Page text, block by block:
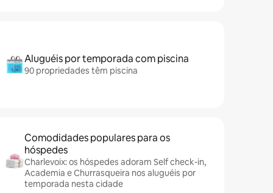
Aluguéis por temporada com piscina
90 propriedades têm piscina
Comodidades populares para os
hóspedes
Charlevoix: os hóspedes adoram Self check-in,
Academia e Churrasqueira nos aluguéis por
temporada nesta cidade